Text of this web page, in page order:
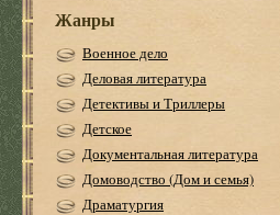
Жанры
Военное дело
Деловая литература
Детективы и Триллеры
Детское
Документальная литература
Домоводство (Дом и семья)
Драматургия